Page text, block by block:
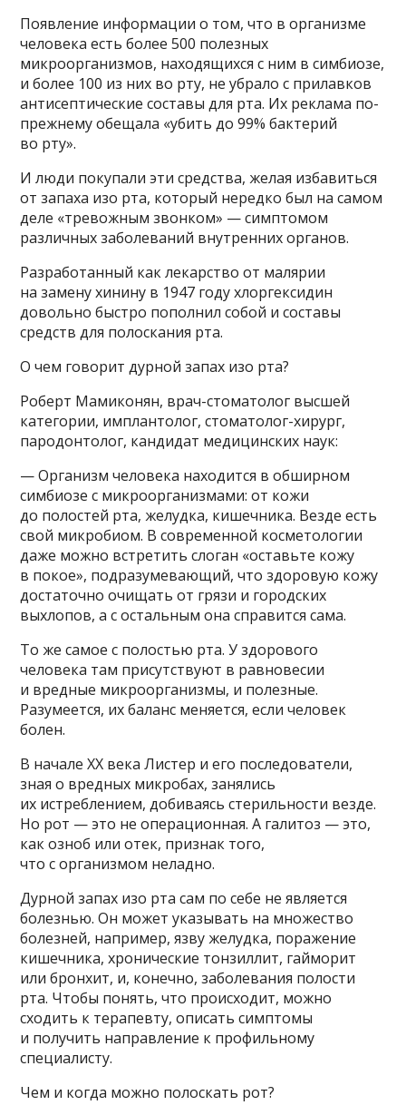
Появление информации о том, что в организме
человека есть более 500 полезных
микроорганизмов, находящихся с ним в симбиозе,
и более 100 из них во рту, не убрало с прилавков
антисептические составы для рта. Их реклама по-
прежнему обещала «убить до 99% бактерий
во рту».
И люди покупали эти средства, желая избавиться
от запаха изо рта, который нередко был на самом
деле «тревожным звонком» — симптомом
различных заболеваний внутренних органов.
Разработанный как лекарство от малярии
на замену хинину в 1947 году хлоргексидин
довольно быстро пополнил собой и составы
средств для полоскания рта.
О чем говорит дурной запах изо рта?
Роберт Мамиконян, врач-стоматолог высшей
категории, имплантолог, стоматолог-хирург,
пародонтолог, кандидат медицинских наук:
— Организм человека находится в обширном
симбиозе с микроорганизмами: от кожи
до полостей рта, желудка, кишечника. Везде есть
свой микробиом. В современной косметологии
даже можно встретить слоган «оставьте кожу
в покое», подразумевающий, что здоровую кожу
достаточно очищать от грязи и городских
выхлопов, а с остальным она справится сама.
То же самое с полостью рта. У здорового
человека там присутствуют в равновесии
и вредные микроорганизмы, и полезные.
Разумеется, их баланс меняется, если человек
болен.
В начале XX века Листер и его последователи,
зная о вредных микробах, занялись
их истреблением, добиваясь стерильности везде.
Но рот — это не операционная. А галитоз — это,
как озноб или отек, признак того,
что с организмом неладно.
Дурной запах изо рта сам по себе не является
болезнью. Он может указывать на множество
болезней, например, язву желудка, поражение
кишечника, хронические тонзиллит, гайморит
или бронхит, и, конечно, заболевания полости
рта. Чтобы понять, что происходит, можно
сходить к терапевту, описать симптомы
и получить направление к профильному
специалисту.
Чем и когда можно полоскать рот?